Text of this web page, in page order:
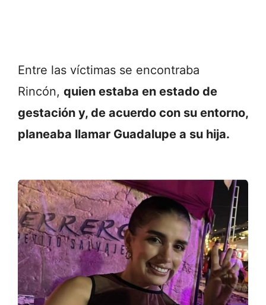
Entre las víctimas se encontraba
Rincón, quien estaba en estado de
gestación y, de acuerdo con su entorno,
planeaba llamar Guadalupe a su hija.